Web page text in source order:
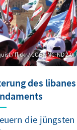
/ flickr / CC BY-NC-ND 2.0
des
die